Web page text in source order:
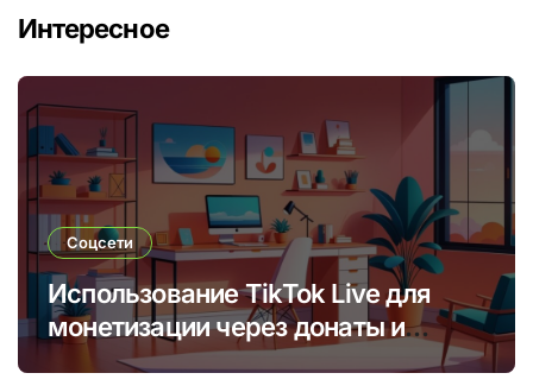
Интересное
Соцсети
Использование TikTok Live для
монетизации через донаты и
платные подписки